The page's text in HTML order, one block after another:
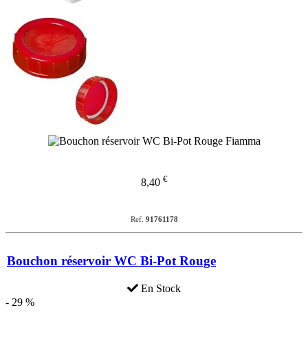
8,40 €
Ref. 91761178
Bouchon réservoir WC Bi-Pot Rouge
En Stock
- 29 %